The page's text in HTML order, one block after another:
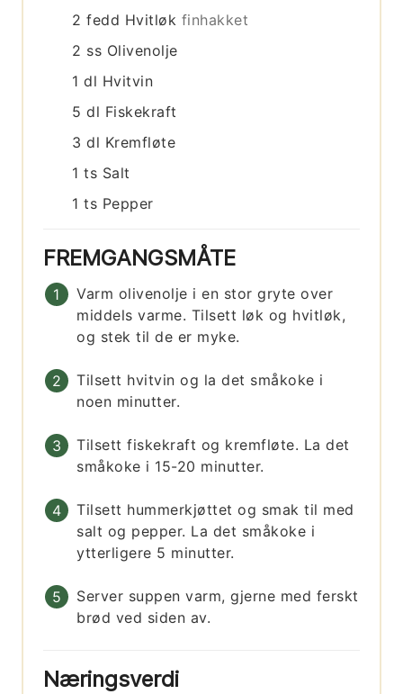
2 fedd Hvitløk finhakket
2 ss Olivenolje
1 dl Hvitvin
5 dl Fiskekraft
3 dl Kremfløte
1 ts Salt
1 ts Pepper
FREMGANGSMÅTE
Varm olivenolje i en stor gryte over
middels varme. Tilsett løk og hvitløk,
og stek til de er myke.
Tilsett hvitvin og la det småkoke i
noen minutter.
Tilsett fiskekraft og kremfløte. La det
småkoke i 15-20 minutter.
Tilsett hummerkjøttet og smak til med
salt og pepper. La det småkoke i
ytterligere 5 minutter.
Server suppen varm, gjerne med ferskt
brød ved siden av.
Næringsverdi